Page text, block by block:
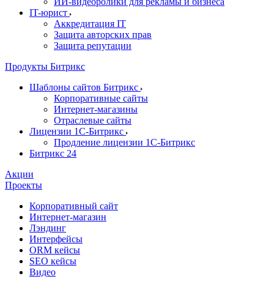
IT-юрист
Аккредитация IT
Защита авторских прав
Защита репутации
Продукты Битрикс
Шаблоны сайтов Битрикс
Корпоративные сайты
Интернет-магазины
Отраслевые сайты
Лицензии 1С-Битрикс
Продление лицензии 1С-Битрикс
Битрикс 24
Акции
Проекты
Корпоративный сайт
Интернет-магазин
Лэндинг
Интерфейсы
ORM кейсы
SEO кейсы
Видео